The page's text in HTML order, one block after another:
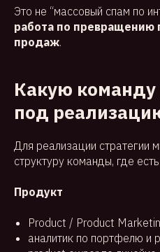
Это не “массовый спам по
работа по превращению
продаж.
Какую
под
Для реализации стратегии
структуру команды, где
Продукт
Product / Product
аналитик по портфелю и